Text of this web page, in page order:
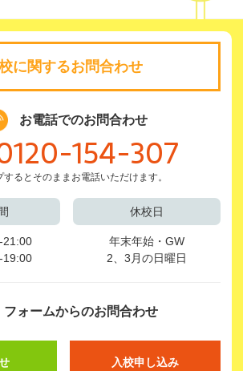
に関するお問合わせ
お電話でのお問合わせ
154-307
るとそのままお電話いただけます。
19:00
休校日
年末年始・GW
2、3月の日曜日
フォームからのお問合わせ
入校申し込み